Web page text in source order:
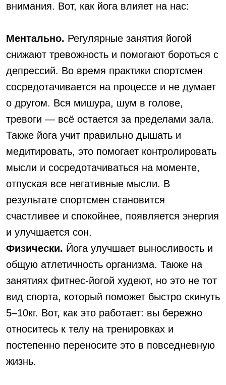
внимания. Вот, как йога влияет на нас:
Ментально. Регулярные занятия йогой
снижают тревожность и помогают бороться с
депрессий. Во время практики спортсмен
сосредотачивается на процессе и не думает
о другом. Вся мишура, шум в голове,
тревоги — всё остается за пределами зала.
Также йога учит правильно дышать и
медитировать, это помогает контролировать
мысли и сосредотачиваться на моменте,
отпуская все негативные мысли. В
результате спортсмен становится
счастливее и спокойнее, появляется энергия
и улучшается сон.
Физически. Йога улучшает выносливость и
общую атлетичность организма. Также на
занятиях фитнес-йогой худеют, но это не тот
вид спорта, который поможет быстро скинуть
5–10кг. Вот, как это работает: вы бережно
относитесь к телу на тренировках и
постепенно переносите это в повседневную
жизнь.